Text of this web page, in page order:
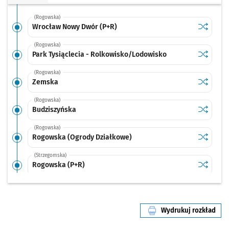
(Rogowska)
Wrocław Nowy Dwór (P+R) Sprawdź
Wrocław
(Rogowska)
Park Tysiąclecia - Rolkowisko/Lodowisko Sprawdź
Park
(Rogowska)
Zemska Sprawdź
Zemska
(Rogowska)
Budziszyńska Sprawdź
(Rogowska)
Rogowska (Ogrody Działkowe) Sprawdź
(Strzegomska)
Rogowska (P+R) Sprawdź
(Strzegomska)
Sprawdź
Wydrukuj rozkład
linii nr 13